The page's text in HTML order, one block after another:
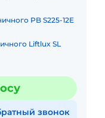
PB S225-12E
Liftlux SL
звонок